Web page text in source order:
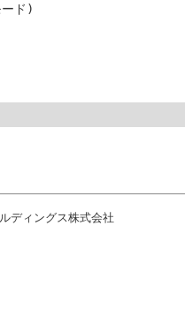
ド)
ディングス株式会社